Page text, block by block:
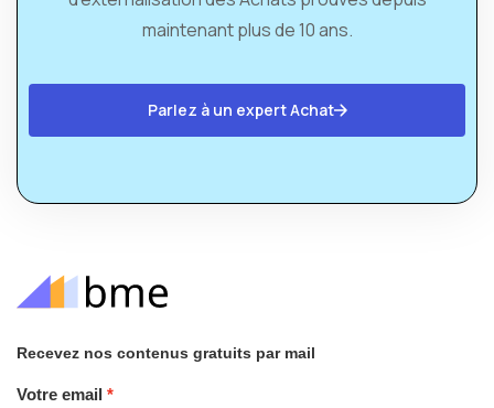
maintenant plus de 10 ans.
Parlez à un expert Achat
Recevez nos contenus gratuits par mail
Votre email